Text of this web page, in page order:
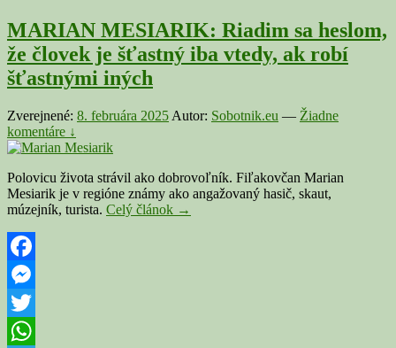
MARIAN MESIARIK: Riadim sa heslom,
že človek je šťastný iba vtedy, ak robí
šťastnými iných
Zverejnené: 8. februára 2025 Autor: Sobotnik.eu — Žiadne
komentáre ↓
Polovicu života strávil ako dobrovoľník. Fiľakovčan Marian
Mesiarik je v regióne známy ako angažovaný hasič, skaut,
múzejník, turista. Celý článok MARIAN
→
Facebook
Messenger
Twitter